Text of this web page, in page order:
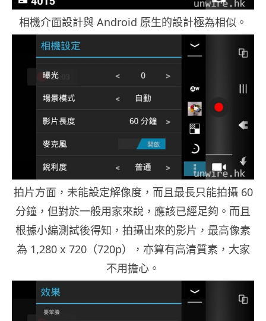
相機介面設計與 Android 原生的設計極為相似。
拍片方面，未能設定解像度，而且最長只能拍攝 60
分鐘，但對於一般用家來說，應該已經足夠。而且
根據小編測試後得知，拍攝出來的影片，最高像素
為 1,280 x 720（720p），亦算有高清質素，大家
不用擔心。